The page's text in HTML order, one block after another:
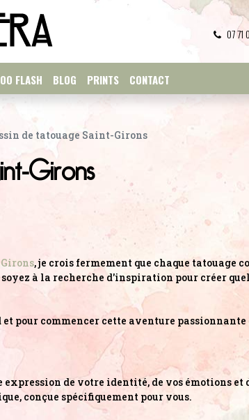
07 71
FLASH BLOG PRINTS CONTACT
de tatouage Saint-Girons
Girons
, je crois fermement que chaque tatouage
à la recherche d'inspiration pour créer
pour commencer cette aventure passionnante
de votre identité, de vos émotions et
conçue spécifiquement pour vous.